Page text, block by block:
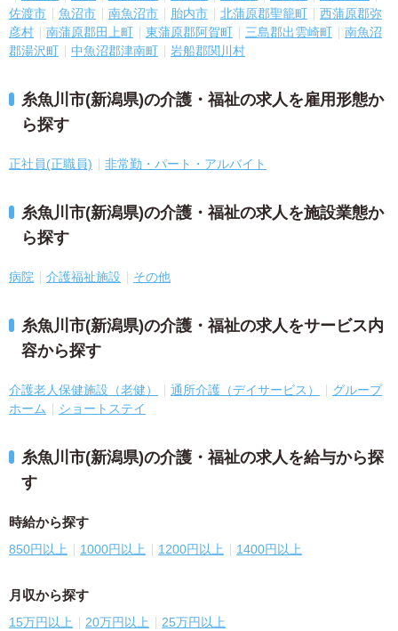
佐渡市
魚沼市 南魚沼市 胎内市 北蒲原郡聖籠町
西蒲原郡弥
彦村
南蒲原郡田上町 東蒲原郡阿賀町 三島郡出雲崎町
南魚沼
郡湯沢町
中魚沼郡津南町 岩船郡関川村
糸魚川市(新潟県)の介護・福祉の求人を雇用形態か
ら探す
正社員(正職員) 非常勤・パート・アルバイト
糸魚川市(新潟県)の介護・福祉の求人を施設業態か
ら探す
病院 介護福祉施設 その他
糸魚川市(新潟県)の介護・福祉の求人をサービス内
容から探す
介護老人保健施設（老健） 通所介護（デイサービス）
グループ
ホーム
ショートステイ
糸魚川市(新潟県)の介護・福祉の求人を給与から探
す
時給から探す
850円以上 1000円以上 1200円以上 1400円以上
月収から探す
15万円以上 20万円以上 25万円以上